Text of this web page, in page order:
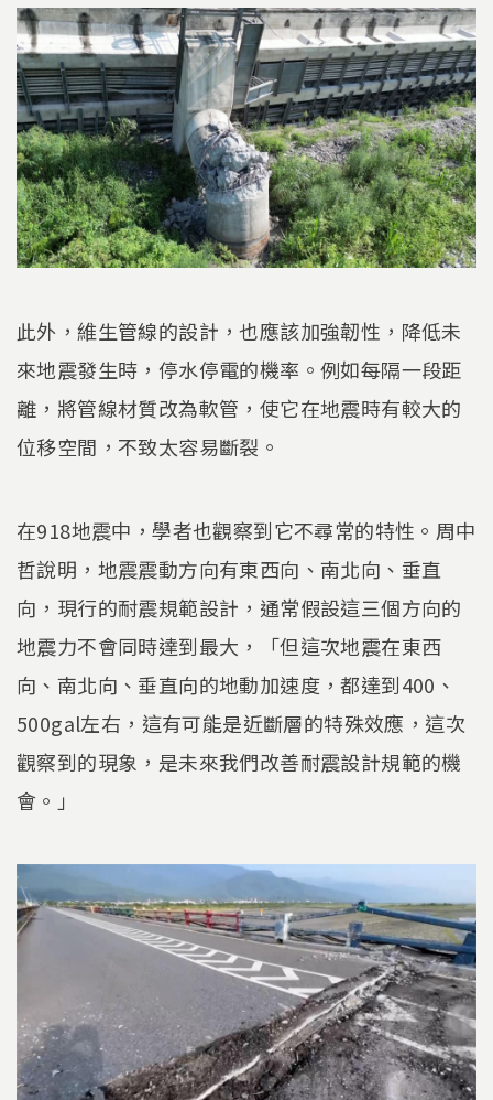
此外，維生管線的設計，也應該加強韌性，降低未
來地震發生時，停水停電的機率。例如每隔一段距
離，將管線材質改為軟管，使它在地震時有較大的
位移空間，不致太容易斷裂。
在918地震中，學者也觀察到它不尋常的特性。周中
哲說明，地震震動方向有東西向、南北向、垂直
向，現行的耐震規範設計，通常假設這三個方向的
地震力不會同時達到最大，「但這次地震在東西
向、南北向、垂直向的地動加速度，都達到400、
500gal左右，這有可能是近斷層的特殊效應，這次
觀察到的現象，是未來我們改善耐震設計規範的機
會。」